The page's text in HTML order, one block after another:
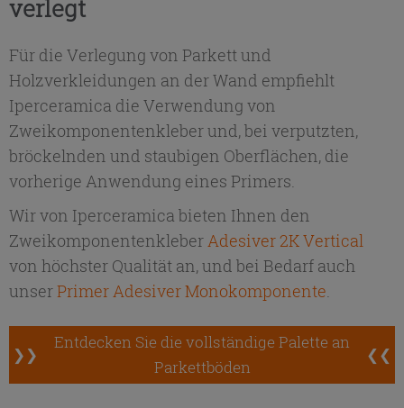
verlegt
Für die Verlegung von Parkett und
Holzverkleidungen an der Wand empfiehlt
Iperceramica die Verwendung von
Zweikomponentenkleber und, bei verputzten,
bröckelnden und staubigen Oberflächen, die
vorherige Anwendung eines Primers.
Wir von Iperceramica bieten Ihnen den
ZweikomponentenkleberAdesiver 2K Vertical
von höchster Qualität an, und bei Bedarf auch
unserPrimer Adesiver Monokomponente.
❯❯
Entdecken Sie die vollständige Palette an
Parkettböden
❮❮